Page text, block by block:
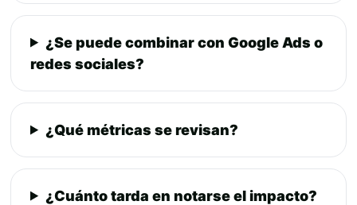
¿Se puede combinar con Google Ads o
redes sociales?
¿Qué métricas se revisan?
¿Cuánto tarda en notarse el impacto?